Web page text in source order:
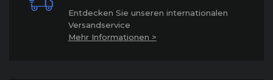
Entdecken Sie unseren internationalen
Versandservice
Mehr Informationen >